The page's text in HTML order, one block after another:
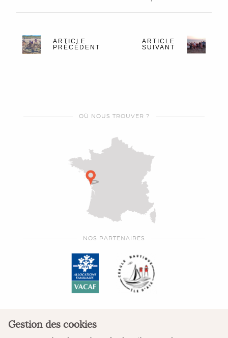
ARTICLE
PRÉCÉDENT
ARTICLE
SUIVANT
OÙ NOUS TROUVER ?
NOS PARTENAIRES
Gestion des cookies